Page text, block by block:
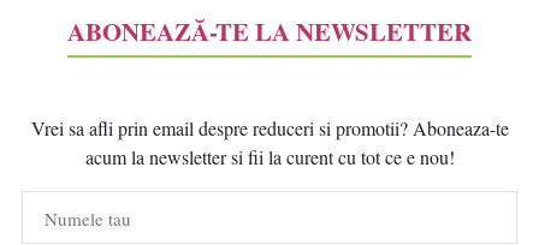
ABONEAZĂ-TE LA NEWSLETTER
Vrei sa afli prin email despre reduceri si promotii? Aboneaza-te
acum la newsletter si fii la curent cu tot ce e nou!
Numele tau